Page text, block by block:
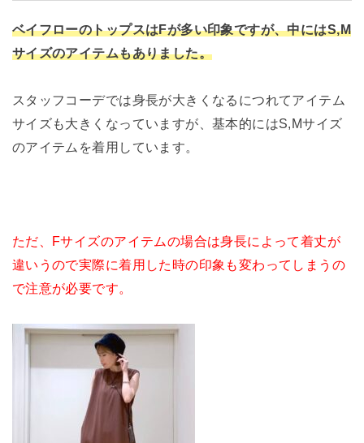
ベイフローのトップスはFが多い印象ですが、中にはS,M
サイズのアイテムもありました。
スタッフコーデでは身長が大きくなるにつれてアイテム
サイズも大きくなっていますが、基本的にはS,Mサイズ
のアイテムを着用しています。
ただ、Fサイズのアイテムの場合は身長によって着丈が
違いうので実際に着用した時の印象も変わってしまうの
で注意が必要です。